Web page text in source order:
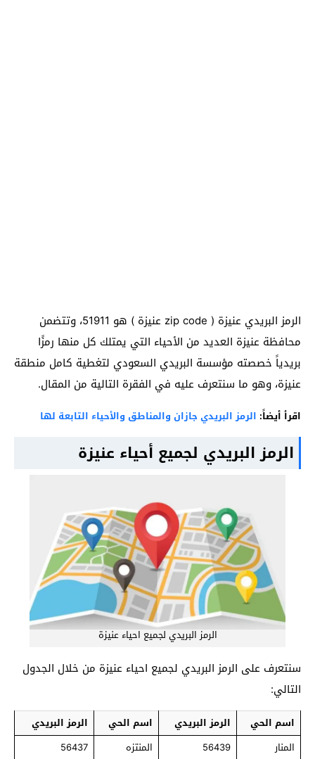
الرمز البريدي عنيزة ( zip code عنيزة ) هو 51911، وتتضمن
محافظة عنيزة العديد من الأحياء التي يمتلك كل منها رمزًا
بريدياً خصصته مؤسسة البريدي السعودي لتغطية كامل منطقة
عنيزة، وهو ما سنتعرف عليه في الفقرة التالية من المقال.
اقرأ أيضاً: الرمز البريدي جازان والمناطق والأحياء التابعة لها
الرمز البريدي لجميع أحياء عنيزة
الرمز البريدي لجميع احياء عنيزة
سنتعرف على الرمز البريدي لجميع احياء عنيزة من خلال الجدول
التالي:
اسم الحي الرمز البريدي اسم الحي
الرمز البريدي
المنار
56439 المنتزه
56437